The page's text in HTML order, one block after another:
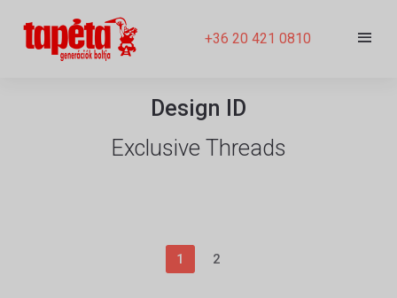
+36 20 421 0810
Design ID
Exclusive Threads
1 2